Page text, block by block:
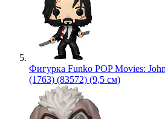
Фигурка Funko POP Movies:
(1763) (83572) (9,5 см)